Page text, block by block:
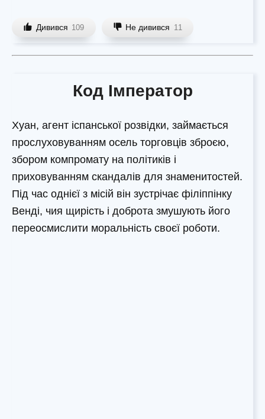
Дивився 109 Не дивився 11
Код Імператор
Хуан, агент іспанської розвідки, займається
прослуховуванням осель торговців зброєю,
збором компромату на політиків і
приховуванням скандалів для знаменитостей.
Під час однієї з місій він зустрічає філіппінку
Венді, чия щирість і доброта змушують його
переосмислити моральність своєї роботи.